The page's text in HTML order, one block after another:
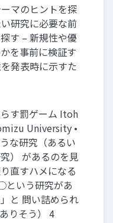
マのヒントを探
研究に必要な前
す – 新規性や優
を事前に検証す
発表時に示すた
す罰ゲーム Itoh
University •
な研究（あるい
） があるのを見
直すハメになる
いう研究があ
と 問い詰められ
りそう） 4